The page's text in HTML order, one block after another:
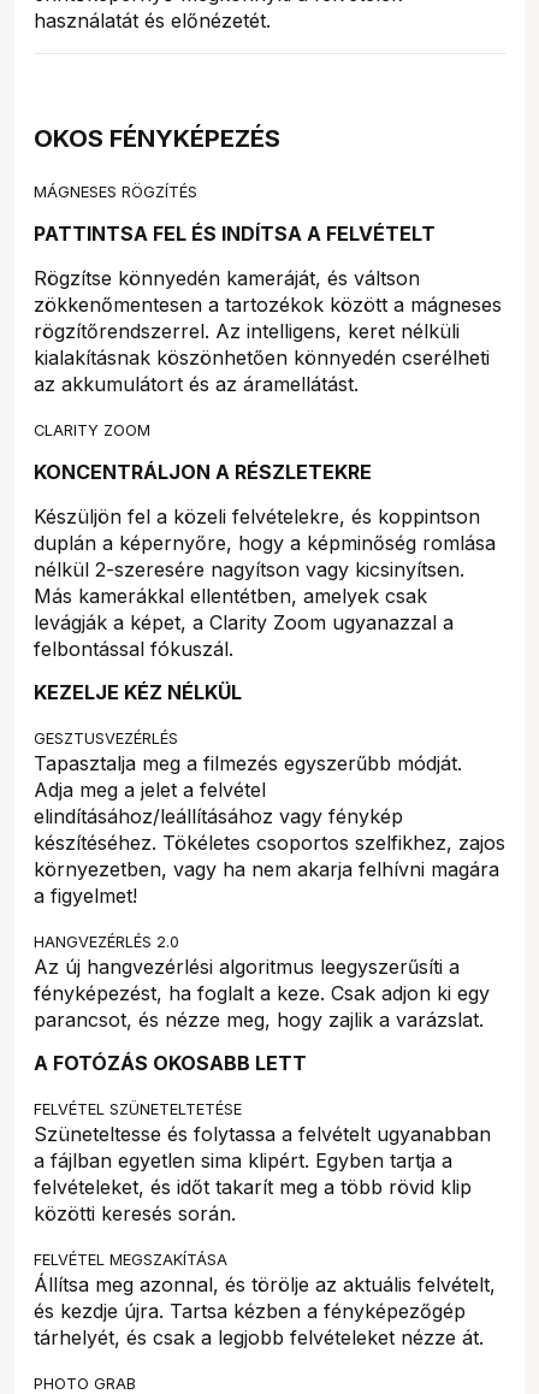
használatát és előnézetét.
OKOS FÉNYKÉPEZÉS
MÁGNESES RÖGZÍTÉS
PATTINTSA FEL ÉS INDÍTSA A FELVÉTELT
Rögzítse könnyedén kameráját, és váltson
zökkenőmentesen a tartozékok között a mágneses
rögzítőrendszerrel. Az intelligens, keret nélküli
kialakításnak köszönhetően könnyedén cserélheti
az akkumulátort és az áramellátást.
CLARITY ZOOM
KONCENTRÁLJON A RÉSZLETEKRE
Készüljön fel a közeli felvételekre, és koppintson
duplán a képernyőre, hogy a képminőség romlása
nélkül 2-szeresére nagyítson vagy kicsinyítsen.
Más kamerákkal ellentétben, amelyek csak
levágják a képet, a Clarity Zoom ugyanazzal a
felbontással fókuszál.
KEZELJE KÉZ NÉLKÜL
GESZTUSVEZÉRLÉS
Tapasztalja meg a filmezés egyszerűbb módját.
Adja meg a jelet a felvétel
elindításához/leállításához vagy fénykép
készítéséhez. Tökéletes csoportos szelfikhez, zajos
környezetben, vagy ha nem akarja felhívni magára
a figyelmet!
HANGVEZÉRLÉS 2.0
Az új hangvezérlési algoritmus leegyszerűsíti a
fényképezést, ha foglalt a keze. Csak adjon ki egy
parancsot, és nézze meg, hogy zajlik a varázslat.
A FOTÓZÁS OKOSABB LETT
FELVÉTEL SZÜNETELTETÉSE
Szüneteltesse és folytassa a felvételt ugyanabban
a fájlban egyetlen sima klipért. Egyben tartja a
felvételeket, és időt takarít meg a több rövid klip
közötti keresés során.
FELVÉTEL MEGSZAKÍTÁSA
Állítsa meg azonnal, és törölje az aktuális felvételt,
és kezdje újra. Tartsa kézben a fényképezőgép
tárhelyét, és csak a legjobb felvételeket nézze át.
PHOTO GRAB